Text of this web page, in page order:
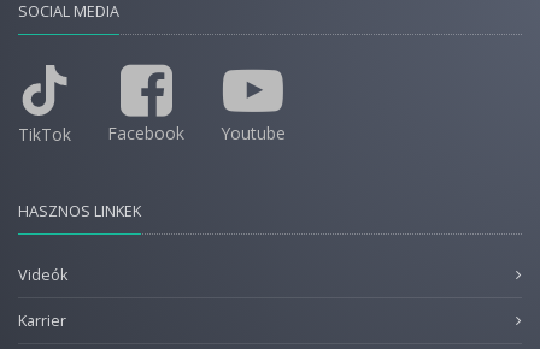
SOCIAL MEDIA
TikTok Facebook Youtube
HASZNOS LINKEK
Videók
Karrier